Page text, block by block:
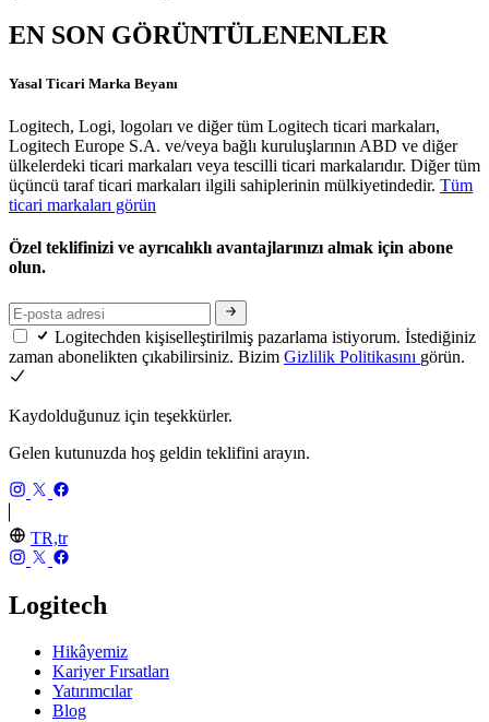
EN SON GÖRÜNTÜLENENLER
Yasal Ticari Marka Beyanı
Logitech, Logi, logoları ve diğer tüm Logitech ticari markaları,
Logitech Europe S.A. ve/veya bağlı kuruluşlarının ABD ve diğer
ülkelerdeki ticari markaları veya tescilli ticari markalarıdır. Diğer tüm
üçüncü taraf ticari markaları ilgili sahiplerinin mülkiyetindedir. Tüm
ticari markaları görün
Özel teklifinizi ve ayrıcalıklı avantajlarınızı almak için abone
olun.
Logitechden kişiselleştirilmiş pazarlama istiyorum. İstediğiniz
zaman abonelikten çıkabilirsiniz. Bizim Gizlilik Politikasını görün.
Kaydolduğunuz için teşekkürler.
Gelen kutunuzda hoş geldin teklifini arayın.
TR,tr
Logitech
Hikâyemiz
Kariyer Fırsatları
Yatırımcılar
Blog